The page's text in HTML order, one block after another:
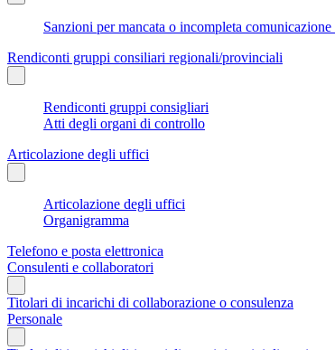
Sanzioni per mancata o incompleta
Rendiconti gruppi consiliari regionali/provinciali
Rendiconti gruppi consigliari
Atti degli organi di controllo
Articolazione degli uffici
Articolazione degli uffici
Organigramma
Telefono e posta elettronica
Consulenti e collaboratori
Titolari di incarichi di collaborazione o consulenza
Personale